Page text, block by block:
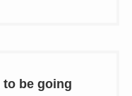
to be going